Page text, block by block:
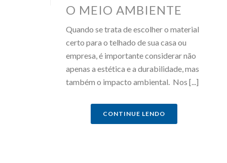
O MEIO AMBIENTE
Quando se trata de escolher o material
certo para o telhado de sua casa ou
empresa, é importante considerar não
apenas a estética e a durabilidade, mas
também o impacto ambiental. Nos [...]
CONTINUE LENDO